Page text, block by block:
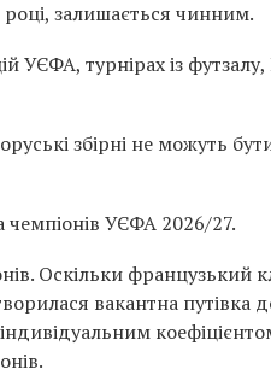
залишається чинним.
УЄФА, турнірах із
збірні не можуть
чемпіонів УЄФА 2026/27.
Оскільки французький
вакантна путівка